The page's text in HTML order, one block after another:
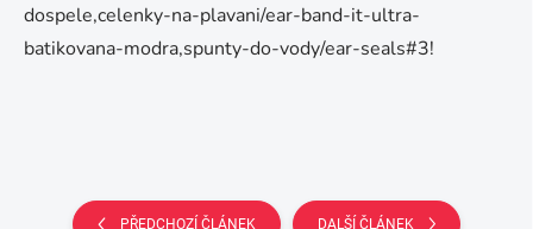
dospele,celenky-na-plavani/ear-band-it-ultra-
batikovana-modra,spunty-do-vody/ear-seals#3!
PŘEDCHOZÍ ČLÁNEK DALŠÍ ČLÁNEK